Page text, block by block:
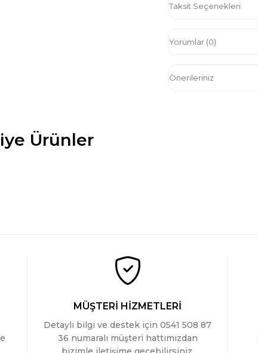
Taksit Seçenekleri
Yorumlar (0)
Önerileriniz
Ürünler
269 TL
MÜŞTERİ HİZMETLERİ
Detaylı bilgi ve destek için 0541 508 87
36 numaralı müşteri hattımızdan